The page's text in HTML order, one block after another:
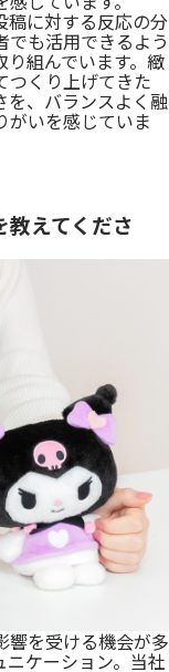
稿に対する反応の分
も活用できるよう
組んでいます。緻
つくり上げてきた
を、バランスよく融
がいを感じていま
えてくださ
響を受ける機会が多
ケーション。当社